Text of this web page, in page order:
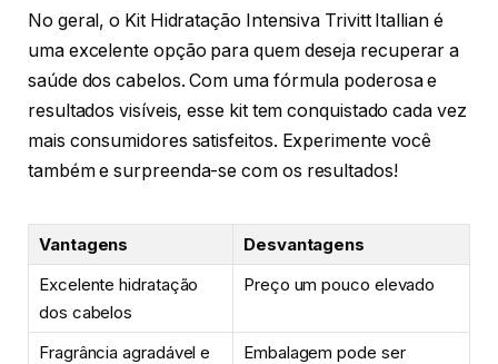
No geral, o Kit Hidratação Intensiva Trivitt Itallian é
uma excelente opção para quem deseja recuperar a
saúde dos cabelos. Com uma fórmula poderosa e
resultados visíveis, esse kit tem conquistado cada vez
mais consumidores satisfeitos. Experimente você
também e surpreenda-se com os resultados!
Vantagens
Desvantagens
Excelente hidratação
dos cabelos
Preço um pouco elevado
Fragrância agradável e
Embalagem pode ser